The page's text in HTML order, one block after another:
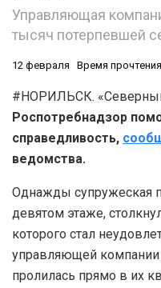
Управляющая
тысяч потерпевшей
12 февраля Время
#НОРИЛЬСК.
Роспотребнадзор
справедливость,
ведомства.
Однажды супружеская
девятом этаже,
которого стал
управляющей
пролилась прямо в их